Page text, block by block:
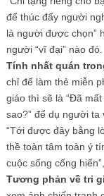
để thúc đẩy người
là người được chọn”
người “vĩ đại” nào đó.
Tính nhất quán
chỉ để làm thẻ miễn
giáo thì sẽ là “Đã
sao?” để dụ người ta
“Tới được đây bằng
thề toàn tâm toàn ý
cuộc sống cống
Tương phản về tri